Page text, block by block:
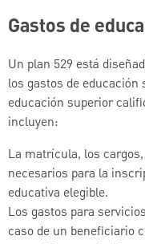
Gastos de
Un plan 529 está
los gastos de
educación superior
incluyen:
La matrícula, los
necesarios para la
educativa elegible.
Los gastos para
caso de un beneficiario